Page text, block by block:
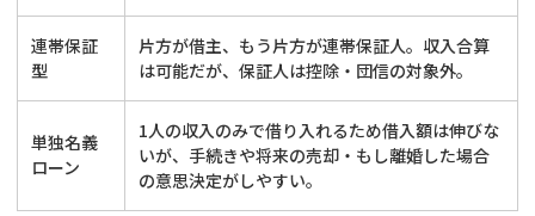
連帯保証
型
片方が借主、もう片方が連帯保証人。収入合算
は可能だが、保証人は控除・団信の対象外。
単独名義
ローン
1人の収入のみで借り入れるため借入額は伸びな
いが、手続きや将来の売却・もし離婚した場合
の意思決定がしやすい。